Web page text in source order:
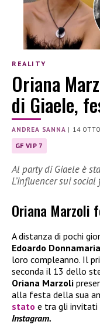
REALITY
Oriana
di Giaele,
ANDREA SANNA | 14
GF VIP 7
Al party di Giaele è
L’influencer sui
Oriana Marzoli
A distanza di pochi
Edoardo Donnamaria
loro compleanno. Il
seconda il 13 dello
Oriana Marzoli
alla festa della sua
stato e tra gli invitati
Instagram.